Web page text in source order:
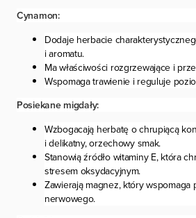
Cynamon:
Dodaje herbacie
i aromatu.
Ma właściwości rozgrzewające i
Wspomaga trawienie i reguluje
Posiekane migdały:
Wzbogacają herbatę o chrupiącą
i delikatny, orzechowy smak.
Stanowią źródło witaminy E, która
stresem oksydacyjnym.
Zawierają magnez, który wspomaga
nerwowego.